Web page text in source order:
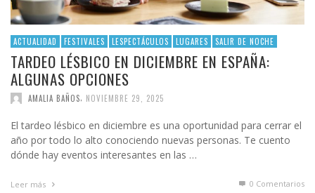
ACTUALIDAD FESTIVALES LESPECTÁCULOS LUGARES SALIR DE NOCHE
TARDEO LÉSBICO EN DICIEMBRE EN ESPAÑA:
ALGUNAS OPCIONES
AMALIA BAÑOS NOVIEMBRE 29, 2025
El tardeo lésbico en diciembre es una oportunidad para cerrar el
año por todo lo alto conociendo nuevas personas. Te cuento
dónde hay eventos interesantes en las …
Leer más 0 Comentarios